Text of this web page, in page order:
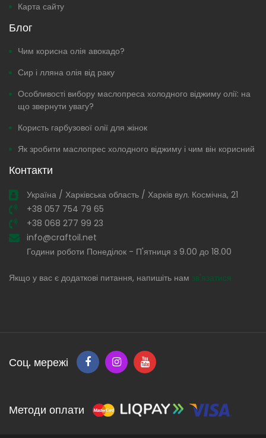
Карта сайту
Блог
Чим корисна олія авокадо?
Сир і лляна олія від раку
Особливості вибору маслопреса холодного віджиму олії: на
що звернути увагу?
Користь гарбузової олії для жінок
Як зробити маслопрес холодного віджиму і чим він корисний
Контакти
Україна / Харківська область / Харків вул. Космічна, 21
+38 057 754 79 65
+38 068 277 99 23
info@craftoil.net
Години роботи Понеділок - П'ятниця з 9.00 до 18.00
Якщо у вас є додаткові питання, напишіть нам зв'язатися
Соц. мережі
Методи оплати